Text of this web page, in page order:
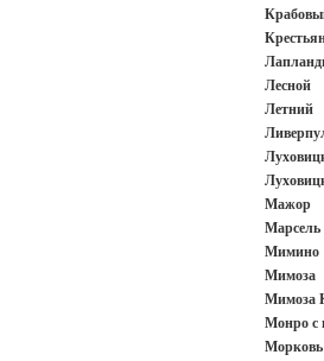
Лесной
Летний
Мажор
Марсель
Мимино
Мимоза
Мимоза
Монро с